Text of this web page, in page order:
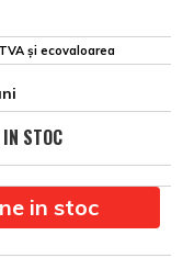
și ecovaloarea
STOC
in stoc